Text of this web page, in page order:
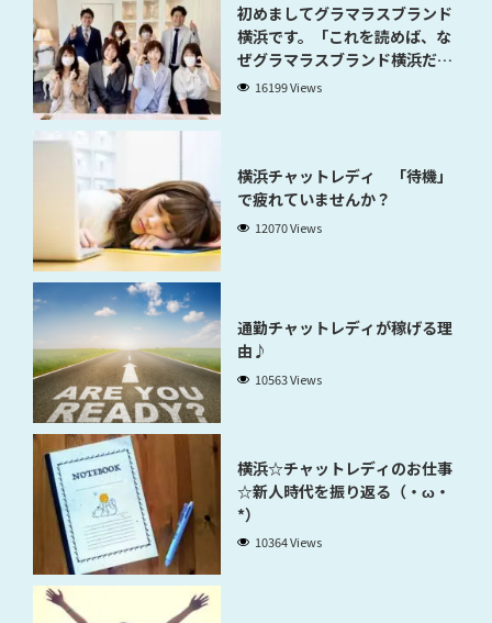
初めましてグラマラスブランド
横浜です。「これを読めば、な
ぜグラマラスブランド横浜だと
稼げるのかが分かります」
16199 Views
横浜チャットレディ 「待機」
で疲れていませんか？
12070 Views
通勤チャットレディが稼げる理
由♪
10563 Views
横浜☆チャットレディのお仕事
☆新人時代を振り返る（・ω・
*）
10364 Views